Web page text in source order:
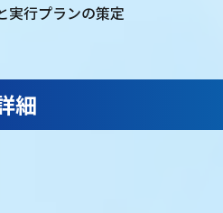
実行プランの策定
細